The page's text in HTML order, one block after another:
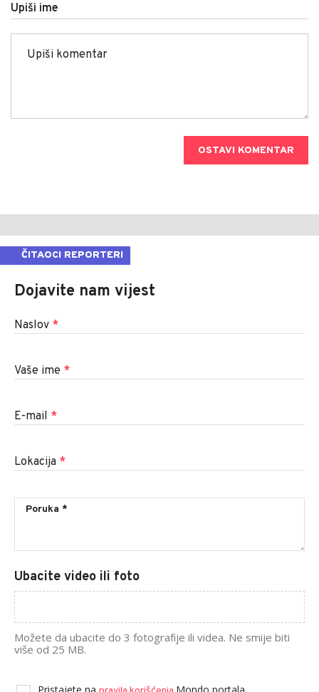
Upiši ime
OSTAVI KOMENTAR
ČITAOCI REPORTERI
Dojavite nam vijest
Naslov *
Vaše ime *
E-mail *
Lokacija *
Ubacite video ili foto
Možete da ubacite do 3 fotografije ili videa. Ne smije biti
više od 25 MB.
Pristajete na Mondo portala.